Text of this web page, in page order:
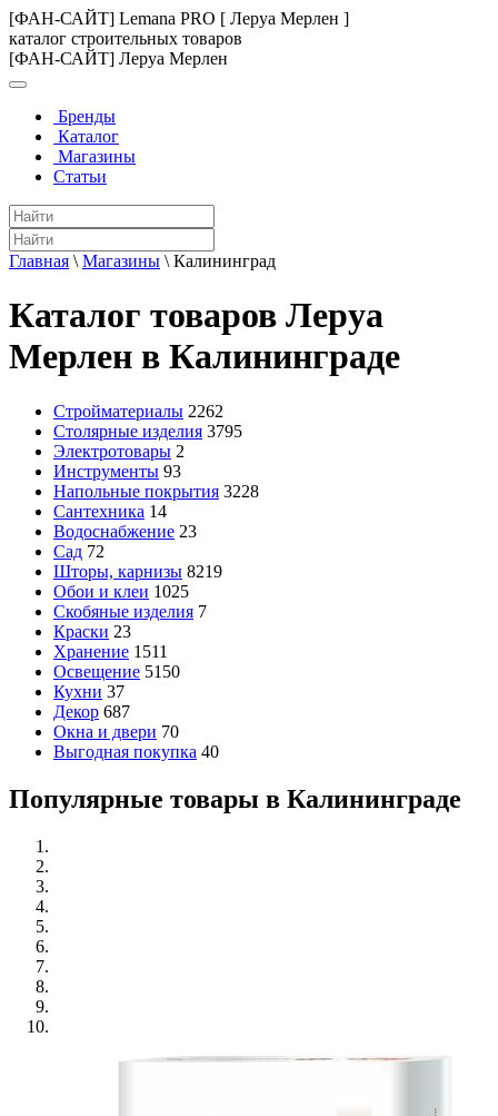
[ФАН-САЙТ] Lemana PRO [ Леруа Мерлен ]
каталог строительных товаров
[ФАН-САЙТ] Леруа Мерлен
Бренды
Каталог
Магазины
Статьи
Главная \ Магазины \ Калининград
Каталог товаров Леруа
Мерлен в Калининграде
Стройматериалы 2262
Столярные изделия 3795
Электротовары 2
Инструменты 93
Напольные покрытия 3228
Сантехника 14
Водоснабжение 23
Сад 72
Шторы, карнизы 8219
Обои и клеи 1025
Скобяные изделия 7
Краски 23
Хранение 1511
Освещение 5150
Кухни 37
Декор 687
Окна и двери 70
Выгодная покупка 40
Популярные товары в Калининграде